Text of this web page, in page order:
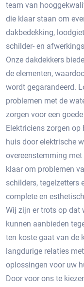
team van
die klaar staan om
dakbedekking,
schilder- en
Onze dakdekkers
de elementen,
wordt gegarandeerd.
problemen met de
zorgen voor een
Elektriciens zorgen
huis door elektrische
overeenstemming
klaar om problemen
schilders, tegelzetters
complete en
Wij zijn er trots op dat
kunnen aanbieden
ten koste gaat van de
langdurige relaties
oplossingen voor uw
Door voor ons te